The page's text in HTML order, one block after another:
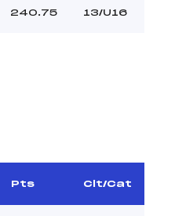
240.75 13/U16
Pts Clt/Cat